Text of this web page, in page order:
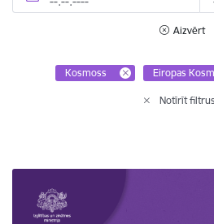
Aizvērt
Kosmoss Eiropas
Notīrīt filtrus